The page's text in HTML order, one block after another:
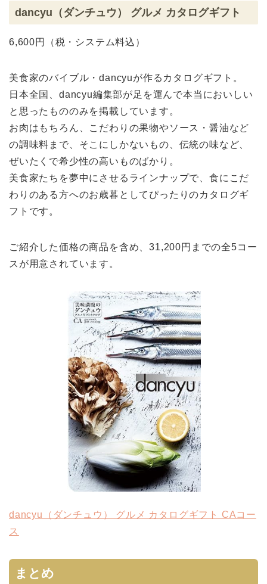
dancyu（ダンチュウ） グルメ カタログギフト
6,600円（税・システム料込）
美食家のバイブル・dancyuが作るカタログギフト。
日本全国、dancyu編集部が足を運んで本当においしい
と思ったもののみを掲載しています。
お肉はもちろん、こだわりの果物やソース・醤油など
の調味料まで、そこにしかないもの、伝統の味など、
ぜいたくで希少性の高いものばかり。
美食家たちを夢中にさせるラインナップで、食にこだ
わりのある方へのお歳暮としてぴったりのカタログギ
フトです。
ご紹介した価格の商品を含め、31,200円までの全5コー
スが用意されています。
dancyu（ダンチュウ） グルメ カタログギフト CAコー
ス
まとめ